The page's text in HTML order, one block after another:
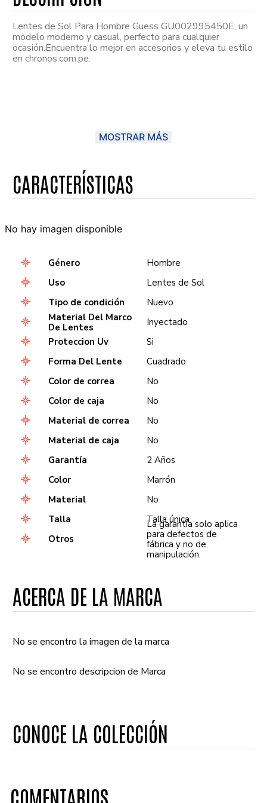
Lentes de Sol Para Hombre Guess GU002995450E, un
modelo moderno y casual, perfecto para cualquier
ocasión.Encuentra lo mejor en accesorios y eleva tu estilo
en chronos.com.pe.
MOSTRAR MÁS
No hay imagen disponible
Género
Hombre
Uso
Lentes de Sol
Tipo de condición
Nuevo
Material Del Marco
De Lentes
Inyectado
Proteccion Uv
Si
Forma Del Lente
Cuadrado
Color de correa
No
Color de caja
No
Material de correa
No
Material de caja
No
Garantía
2 Años
Color
Marrón
Material
No
Talla
Talla única
Otros
La garantía solo aplica
para defectos de
fábrica y no de
manipulación.
ACERCA DE LA MARCA
No se encontro la imagen de la marca
No se encontro descripcion de Marca
CONOCE LA COLECCIÓN
COMENTARIOS